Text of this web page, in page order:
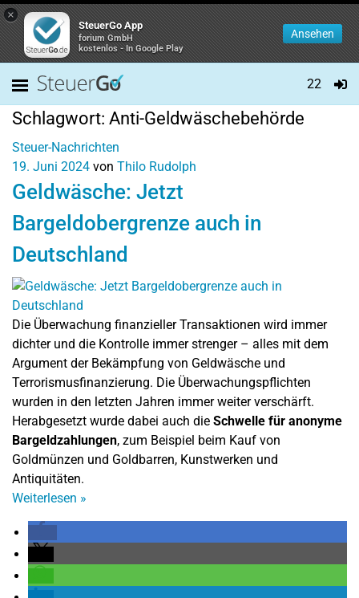
×
SteuerGo App
forium GmbH
kostenlos - In Google Play
Ansehen
22
Schlagwort: Anti-Geldwäschebehörde
Steuer-Nachrichten
19. Juni 2024 von Thilo Rudolph
Geldwäsche: Jetzt
Bargeldobergrenze auch in
Deutschland
Die Überwachung finanzieller Transaktionen wird immer
dichter und die Kontrolle immer strenger – alles mit dem
Argument der Bekämpfung von Geldwäsche und
Terrorismusfinanzierung. Die Überwachungspflichten
wurden in den letzten Jahren immer weiter verschärft.
Herabgesetzt wurde dabei auch die Schwelle für anonyme
Bargeldzahlungen, zum Beispiel beim Kauf von
Goldmünzen und Goldbarren, Kunstwerken und
Antiquitäten.
Weiterlesen »